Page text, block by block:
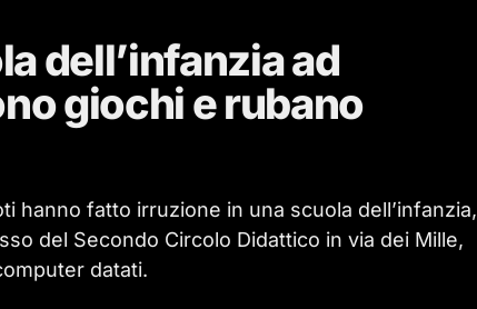
dell’infanzia ad
giochi e rubano
hanno fatto irruzione in una scuola dell’infanzia,
del Secondo Circolo Didattico in via dei Mille,
datati.